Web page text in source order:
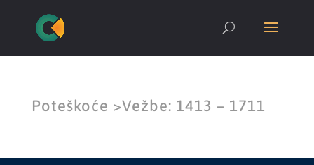
Poteškoće >Vežbe: 1413 – 1711